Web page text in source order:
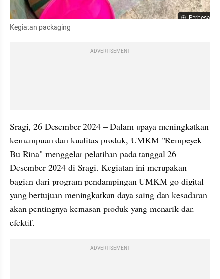
Perbesar
Kegiatan packaging
ADVERTISEMENT
Sragi, 26 Desember 2024 – Dalam upaya meningkatkan
kemampuan dan kualitas produk, UMKM "Rempeyek
Bu Rina" menggelar pelatihan pada tanggal 26
Desember 2024 di Sragi. Kegiatan ini merupakan
bagian dari program pendampingan UMKM go digital
yang bertujuan meningkatkan daya saing dan kesadaran
akan pentingnya kemasan produk yang menarik dan
efektif.
ADVERTISEMENT